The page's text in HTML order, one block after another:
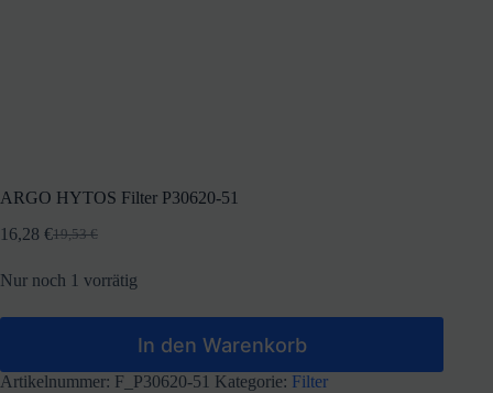
ARGO HYTOS Filter P30620-51
19,53€
Ursprünglicher
war:
16,28 €Aktueller
ist:
Nur noch 1 vorrätig
In den Warenkorb
Artikelnummer: F_P30620-51 Kategorie: Filter